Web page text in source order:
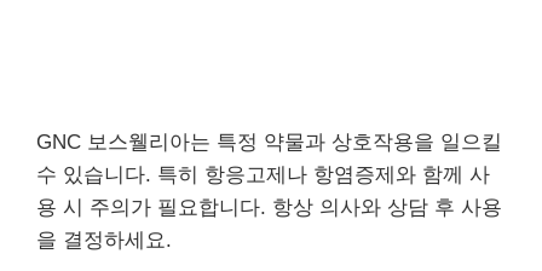
GNC 보스웰리아는 특정 약물과 상호작용을 일으킬
수 있습니다. 특히 항응고제나 항염증제와 함께 사
용 시 주의가 필요합니다. 항상 의사와 상담 후 사용
을 결정하세요.